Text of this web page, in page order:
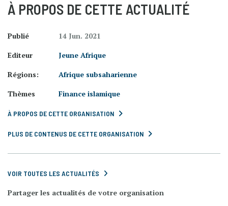
À PROPOS DE CETTE ACTUALITÉ
Publié
14 Jun. 2021
Editeur
Jeune Afrique
Régions:
Afrique subsaharienne
Thèmes
Finance islamique
À PROPOS DE CETTE ORGANISATION
PLUS DE CONTENUS DE CETTE ORGANISATION
VOIR TOUTES LES ACTUALITÉS
Partager les actualités de votre organisation